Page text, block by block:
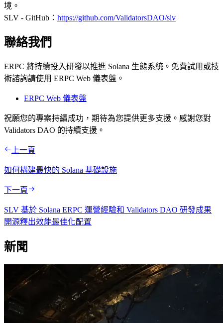
境。
SLV - GitHub： https://github.com/ValidatorsDAO/slv
聯絡我們
ERPC 將持續投入研發以推進 Solana 生態系統。免費試用或技
術諮詢請使用 ERPC Web 儀表盤。
ERPC Web 儀表盤
祝願您的專案持續成功，期待為您提供更多支援。感謝您對
Validators DAO 的持續支援。
上一頁
如何構建最快的 Solana 基礎設施
下一頁
SLV 基於 Solana ERPC 運營經驗和 Validators DAO 研發成果
開源釋出效能最佳化配置
新聞